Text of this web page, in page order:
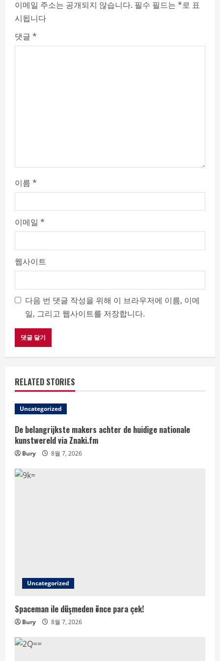
e
a
이메일 주소는 공개되지 않습니다. 필수 필드는 *로 표
시됩니다
댓글 *
이름 *
이메일 *
웹사이트
다음 번 댓글 작성을 위해 이 브라우저에 이름, 이메
일, 그리고 웹사이트를 저장합니다.
RELATED STORIES
Uncategorized
De belangrijkste makers achter de huidige nationale
kunstwereld via Znaki.fm
Bury 8월 7, 2026
Uncategorized
Spaceman ile düşmeden önce para çek!
Bury 8월 7, 2026